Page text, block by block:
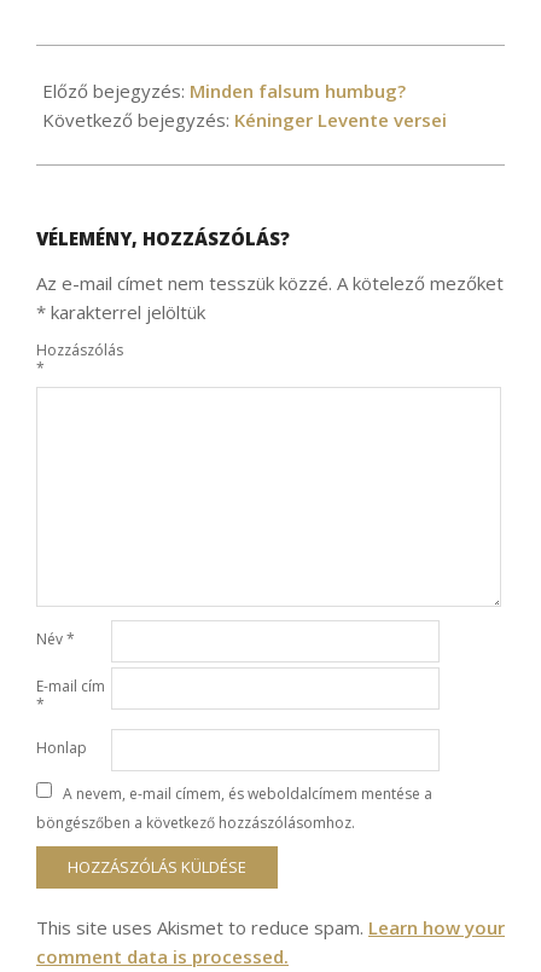
12-
10
Előző bejegyzés: Minden falsum humbug?
Következő bejegyzés: Kéninger Levente versei
VÉLEMÉNY, HOZZÁSZÓLÁS?
Az e-mail címet nem tesszük közzé. A kötelező mezőket
* karakterrel jelöltük
Hozzászólás
*
Név*
E-mail cím
*
Honlap
A nevem, e-mail címem, és weboldalcímem mentése a
böngészőben a következő hozzászólásomhoz.
This site uses Akismet to reduce spam. Learn how your
comment data is processed.